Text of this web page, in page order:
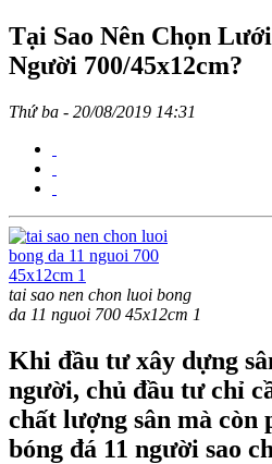
Tại Sao Nên Chọn
Người 700/45x12cm?
Thứ ba - 20/08/2019 14:31
tai sao nen chon luoi bong
da 11 nguoi 700 45x12cm 1
Khi đầu tư xây dựng
người, chủ đầu tư chỉ
chất lượng sân mà
bóng đá 11 người sao